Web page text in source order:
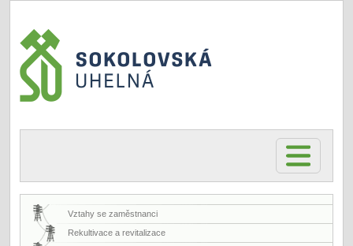
Vztahy se zaměstnanci
Rekultivace a revitalizace